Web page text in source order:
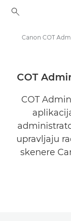
Rešenja i usluge
Poslovni softver
Canon COT
COT
COT
upravljaju
skenere